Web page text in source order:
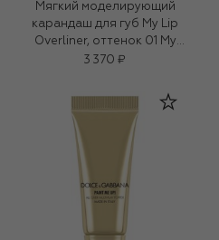
Мягкий моделирующий
карандаш для губ My Lip
Overliner, оттенок 01 My
Honey Nude (1,2g)
3 370 ₽